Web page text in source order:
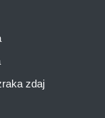
zdaj